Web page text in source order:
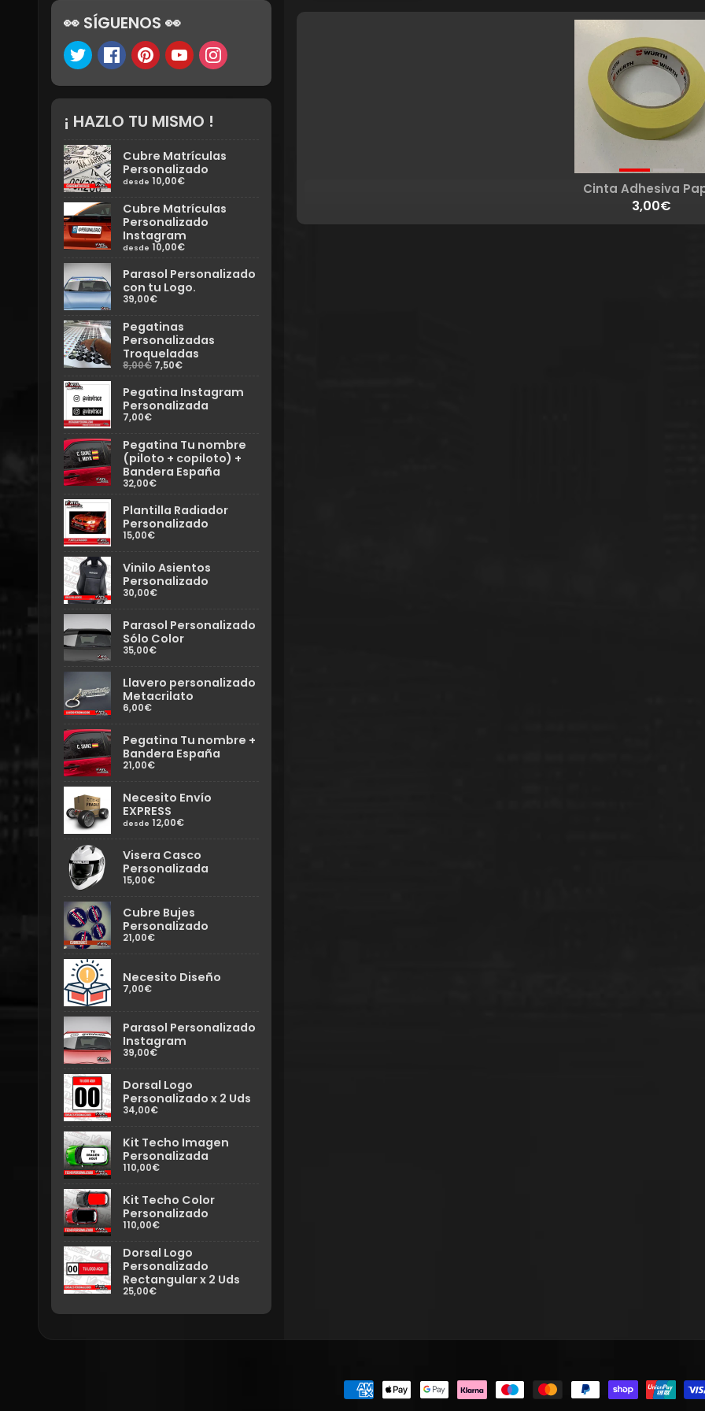
👀 SÍGUENOS 👀
¡ HAZLO TU MISMO !
Cubre Matrículas
Personalizado
desde 10,00€
Cubre Matrículas
Personalizado
Instagram
desde 10,00€
Parasol Personalizado
con tu Logo.
39,00€
Pegatinas
Personalizadas
Troqueladas
8,00€ 7,50€
Pegatina Instagram
Personalizada
7,00€
Pegatina Tu nombre
(piloto + copiloto) +
Bandera España
32,00€
Plantilla Radiador
Personalizado
15,00€
Vinilo Asientos
Personalizado
30,00€
Parasol Personalizado
Sólo Color
35,00€
Llavero personalizado
Metacrilato
6,00€
Pegatina Tu nombre +
Bandera España
21,00€
Necesito Envío
EXPRESS
desde 12,00€
Visera Casco
Personalizada
15,00€
Cubre Bujes
Personalizado
21,00€
Necesito Diseño
7,00€
Parasol Personalizado
Instagram
39,00€
Dorsal Logo
Personalizado x 2 Uds
34,00€
Kit Techo Imagen
Personalizada
110,00€
Kit Techo Color
Personalizado
110,00€
Dorsal Logo
Personalizado
Rectangular x 2 Uds
25,00€
Cinta Adhesiva
3,00€